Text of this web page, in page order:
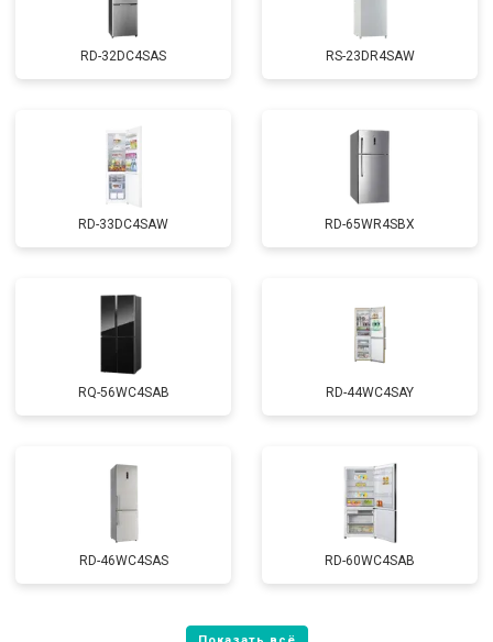
RD-32DC4SAS RS-23DR4SAW
RD-33DC4SAW RD-65WR4SBX
RQ-56WC4SAB RD-44WC4SAY
RD-46WC4SAS RD-60WC4SAB